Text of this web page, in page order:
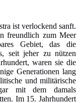
ist verlockend sanft.
freundlich zum Meer
Gebiet, das die
seit jeher zu nützen
waren sie die
Generationen lang
und militärische
mit dem damals
Im 15. Jahrhundert